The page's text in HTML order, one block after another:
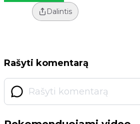
Dalintis
Rašyti komentarą